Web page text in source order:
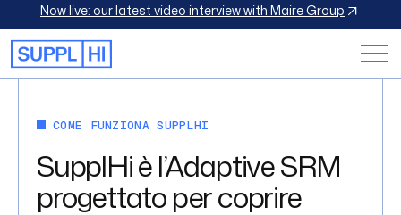
with Maire Group Discover SupplHi’s Vendor
Una soluzione
modulare a 360°
per ogni esigenza
COME FUNZIONA SUPPLHI
SupplHi è l’Adaptive SRM
progettato per coprire